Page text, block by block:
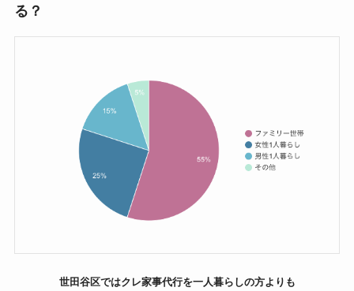
る？
世田谷区ではクレ家事代行を一人暮らしの方よりも